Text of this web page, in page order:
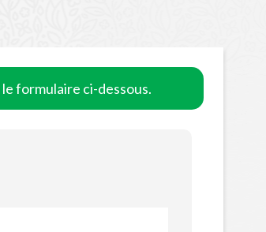
formulaire ci-dessous.